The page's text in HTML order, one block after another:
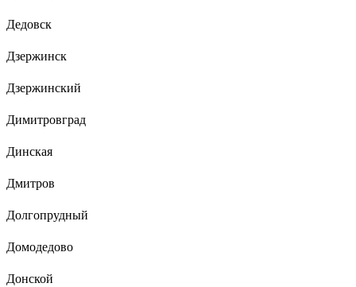
Дедовск
Дзержинск
Дзержинский
Димитровград
Динская
Дмитров
Долгопрудный
Домодедово
Донской